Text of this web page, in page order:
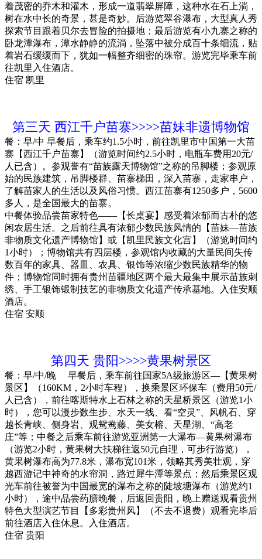
着茂密的乔木和灌木，形成一道翡翠屏障，这种水在石上淌，
树在水中长的奇景，甚是奇妙。后游览翠谷瀑布，大型真人秀
探索节目跟着贝尔去冒险的拍摄地；最后游览有小九寨之称的
卧龙潭瀑布，潭水静静的流淌，坠落中被分成百十条细流，贴
着岩石缓缓而下，犹如一幅整齐细密的珠帘。游览完毕乘车前
往凯里入住酒店。
住宿 凯里
第三天 西江千户苗寨>>>>苗妹非遗博物馆
餐：早/中 早餐后，乘车约1.5小时，前往凯里市中国第一大苗
寨【西江千户苗寨】（游览时间约2.5小时，电瓶车费用20元/
人已含）。参观誉有“苗族露天博物馆”之称的吊脚楼；参观原
始的民族建筑，吊脚楼群、苗寨梯田，深入苗寨，走家串户，
了解苗家人的生活以及风俗习惯。西江苗寨有1250多户，5600
多人，是全国最大的苗寨。
中餐体验品尝苗家特色——【长桌宴】感受着浓郁而古朴的悠
闲农居生活。之后前往具有浓郁少数民族风情的【苗妹—苗族
非物质文化遗产博物馆】或【凯里民族文化宫】（游览时间约
1小时）；博物馆共有四层楼，参观馆内收藏的大量民间失传
数百年的家具、器皿、农具、银饰等浓缩少数民族精华的物
件；博物馆同时拥有贵州苗疆地区两个最大最集中展示苗族刺
绣、手工银饰锻制技艺的非物质文化遗产传承基地。入住安顺
酒店。
住宿 安顺
第四天 贵阳>>>>黄果树景区
餐：早/中/晚
早餐后，乘车前往国家5A级旅游区—【黄果树
景区】（160KM，2小时车程），换乘景区环保车（费用50元/
人已含），前往喀斯特水上石林之称的天星桥景区（游览1小
时），您可以漫步数生步、水天一线、看“空灵”、风帆石、穿
越长青峡、侧身岩、观鸳鸯藤、美女榕、天星湖、“高老
庄”等；中餐之后乘车前往游览亚洲第一大瀑布—黄果树瀑布
（游览2小时，黄果树大扶梯往返50元自理，可步行游览），
黄果树瀑布高为77.8米，瀑布宽101米，领略其秀美壮观，穿
越西游记中神奇的水帘洞，路过犀牛潭等景点；然后乘景区观
光车前往被誉为中国最宽的瀑布之称的陡坡塘瀑布（游览约1
小时），途中品尝药膳晚餐，后返回贵阳，晚上赠送观看贵州
特色大型演艺节目【多彩贵州风】（不去不退费）观看完毕后
前往酒店入住休息。入住酒店。
住宿 贵阳